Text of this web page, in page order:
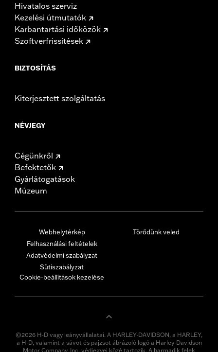
Hivatalos szerviz
Kezelési útmutatók
Karbantartási időközök
Szoftverfrissítések
BIZTOSÍTÁS
Kiterjesztett szolgáltatás
NÉVJEGY
Cégünkről
Befektetők
Gyárlátogatások
Múzeum
Webhelytérkép
Felhasználási feltételek
Adatvédelmi szabályzat
Sütiszabályzat
Cookie-beállítások kezelése
Törődünk veled
©2026 H-D vagy leányvállalatai. A HARLEY-DAVIDSON, a HARLEY,
a H-D, valamint a sávot és pajzsot ábrázoló logó a Harley-Davidson
Motor Company, Inc. védjegyei közé tartozik. A harmadik felek